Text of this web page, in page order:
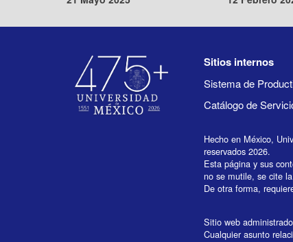
Sitios internos
Sistema de
Catálogo de
Hecho en México,
reservados 2026.
Esta página y sus
no se mutile, se cite
De otra forma,
Sitio web
Cualquier asunto